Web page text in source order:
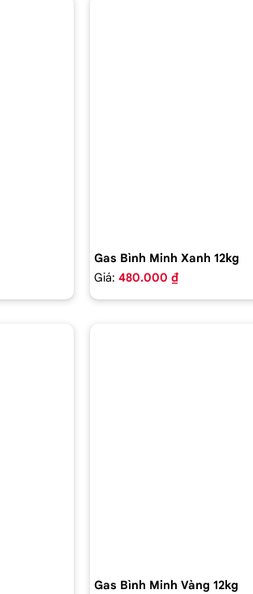
Gas Bình Minh Xanh 12kg
Giá: 480.000 ₫
Gas Bình Minh Vàng 12kg